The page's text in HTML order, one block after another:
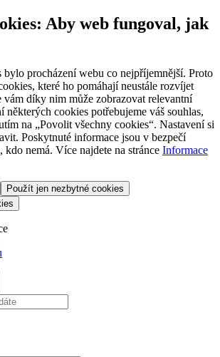
Aby web fungoval, jak
bylo procházení webu co nejpříjemnější. Proto
které ho pomáhají neustále rozvíjet
vám díky nim může zobrazovat relevantní
některých cookies potřebujeme váš souhlas,
na „Povolit všechny cookies“. Nastavení si
Poskytnuté informace jsou v bezpečí
kdo nemá. Více najdete na stránce Informace
Použít jen nezbytné cookies